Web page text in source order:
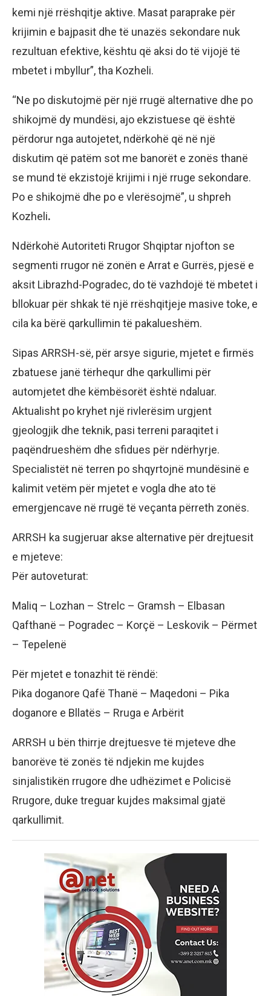
kemi një rrëshqitje aktive. Masat paraprake për
krijimin e bajpasit dhe të unazës sekondare nuk
rezultuan efektive, kështu që aksi do të vijojë të
mbetet i mbyllur”, tha Kozheli.
“Ne po diskutojmë për një rrugë alternative dhe po
shikojmë dy mundësi, ajo ekzistuese që është
përdorur nga autojetet, ndërkohë që në një
diskutim që patëm sot me banorët e zonës thanë
se mund të ekzistojë krijimi i një rruge sekondare.
Po e shikojmë dhe po e vlerësojmë”, u shpreh
Kozheli.
Ndërkohë Autoriteti Rrugor Shqiptar njofton se
segmenti rrugor në zonën e Arrat e Gurrës, pjesë e
aksit Librazhd-Pogradec, do të vazhdojë të mbetet i
bllokuar për shkak të një rrëshqitjeje masive toke, e
cila ka bërë qarkullimin të pakalueshëm.
Sipas ARRSH-së, për arsye sigurie, mjetet e firmës
zbatuese janë tërhequr dhe qarkullimi për
automjetet dhe këmbësorët është ndaluar.
Aktualisht po kryhet një rivlerësim urgjent
gjeologjik dhe teknik, pasi terreni paraqitet i
paqëndrueshëm dhe sfidues për ndërhyrje.
Specialistët në terren po shqyrtojnë mundësinë e
kalimit vetëm për mjetet e vogla dhe ato të
emergjencave në rrugë të veçanta përreth zonës.
ARRSH ka sugjeruar akse alternative për drejtuesit
e mjeteve:
Për autoveturat:
Maliq – Lozhan – Strelc – Gramsh – Elbasan
Qafthanë – Pogradec – Korçë – Leskovik – Përmet
– Tepelenë
Për mjetet e tonazhit të rëndë:
Pika doganore Qafë Thanë – Maqedoni – Pika
doganore e Bllatës – Rruga e Arbërit
ARRSH u bën thirrje drejtuesve të mjeteve dhe
banorëve të zonës të ndjekin me kujdes
sinjalistikën rrugore dhe udhëzimet e Policisë
Rrugore, duke treguar kujdes maksimal gjatë
qarkullimit.